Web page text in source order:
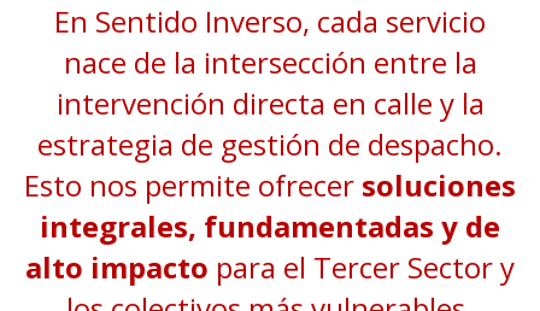
En Sentido Inverso, cada servicio
nace de la intersección entre la
intervención directa en calle y la
estrategia de gestión de despacho.
Esto nos permite ofrecer soluciones
integrales, fundamentadas y de
alto impacto para el Tercer Sector y